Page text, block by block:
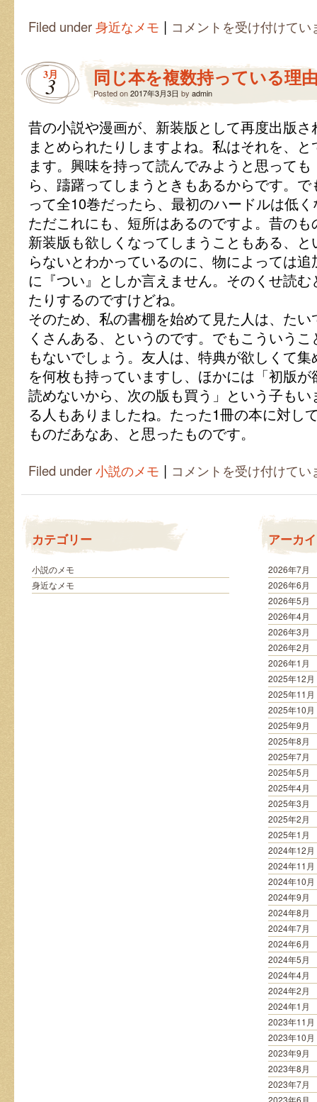
Filed under身近なメモ |
今
に
日
本
文
は
コメントを受け付けてい
3月
3 同じ本を複数持っている理
Posted on2017年3月3日 by admin
昔の小説や漫画が、新装版として再度出版
まとめられたりしますよね。私はそれを、
ます。興味を持って読んでみようと思って
ら、躊躇ってしまうときもあるからです。
って全10巻だったら、最初のハードルは低
ただこれにも、短所はあるのですよ。昔の
新装版も欲しくなってしまうこともある、
らないとわかっているのに、物によっては
に『つい』としか言えません。そのくせ読
たりするのですけどね。
そのため、私の書棚を始めて見た人は、た
くさんある、というのです。でもこういう
もないでしょう。友人は、特典が欲しくて
を何枚も持っていますし、ほかには「初版
読めないから、次の版も買う」という子も
る人もありましたね。たった1冊の本に対し
ものだあなあ、と思ったものです。
Filed under小説のメモ |
同
じ
数
持
い
る
コメントを受け付けてい
カテゴリー
小説のメモ
身近なメモ
アーカ
2026年7月
2026年6月
2026年5月
2026年4月
2026年3月
2026年2月
2026年1月
2025年12月
2025年11月
2025年10月
2025年9月
2025年8月
2025年7月
2025年5月
2025年4月
2025年3月
2025年2月
2025年1月
2024年12月
2024年11月
2024年10月
2024年9月
2024年8月
2024年7月
2024年6月
2024年5月
2024年4月
2024年2月
2024年1月
2023年11月
2023年10月
2023年9月
2023年8月
2023年7月
2023年6月